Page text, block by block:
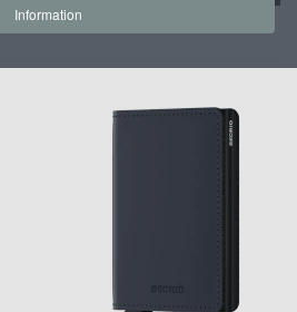
Information